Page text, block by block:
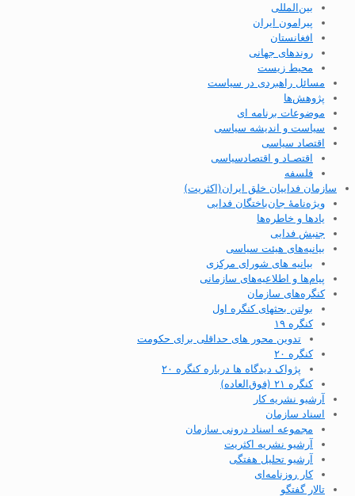
بین‌المللی
پیرامون ایران
افغانستان
روندهای جهانی
محیط زیست
مسائل راهبردی در سیاست
پژوهش‌ها
موضوعات برنامه ای
سیاست و اندیشه سیاسی
اقتصاد سیاسی
اقتصـاد و اقتصاد‌سیاسی
فلسفه
سازمان فداییان خلق ایران(اکثریت)
ویژه‌نامهٔ جان‌باختگان فدایی
یادها و خاطره‌ها
جنبش فدایی
بیانیه‌های هیئت سیاسی
بیانیه های شورای مرکزی
پیام‌ها و اطلاعیه‌های سازمانی
کنگره‌های سازمان
بولتن بحثهای کنگره اول
کنگره ۱۹
تدوین محور های حداقلی برای حکومت
کنگره ۲۰
پژواک دیدگاه ها درباره کنگره ۲۰
کنگره ۲۱ (فوق‌العاده)
آرشیو نشریه کار
اسناد سازمان
مجموعه اسناد درونی سازمان
آرشیو نشریه اکثریت
آرشیو تحلیل هفتگی
کار روزنامه‌ای
تالار گفتگو